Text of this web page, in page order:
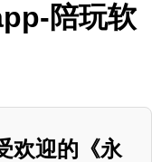
陪玩软
欢迎的《永